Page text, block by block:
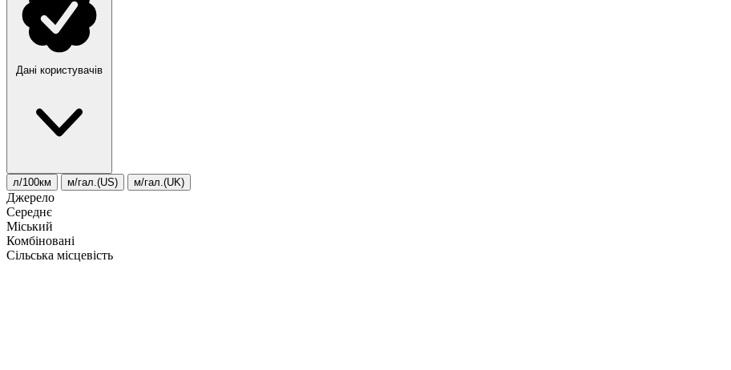
Дані користувачів
л/100км м/гал.(US) м/гал.(UK)
Джерело
Середнє
Міський
Комбіновані
Сільська місцевість